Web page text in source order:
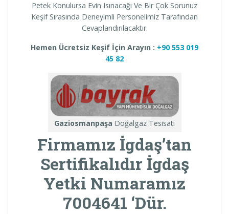
Petek Konulursa Evin Isınacağı Ve Bir Çok Sorunuz
Keşif Sırasında Deneyimli Personelimiz Tarafından
Cevaplandırılacaktır.
Hemen Ücretsiz Keşif İçin Arayın : +90 553 019
45 82
Gaziosmanpaşa Doğalgaz Tesisatı
Firmamız İgdaş’tan
Sertifikalıdır İgdaş
Yetki Numaramız
7004641 ‘Dür.